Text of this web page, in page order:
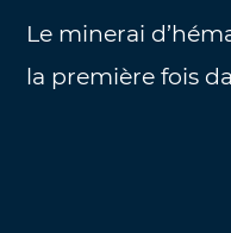
Le minerai
la première fois